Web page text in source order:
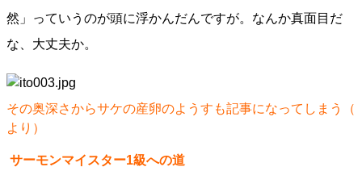
然」っていうのが頭に浮かんだんですが。なんか真面目だ
な、大丈夫か。
その奥深さからサケの産卵のようすも記事になってしまう（
より）
サーモンマイスター1級への道